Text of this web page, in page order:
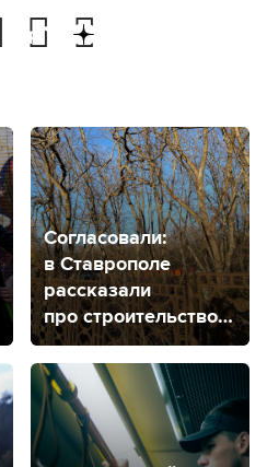
Согласовали:
в Ставрополе
рассказали
про строительство
гимназии
на Успенском
кладбище